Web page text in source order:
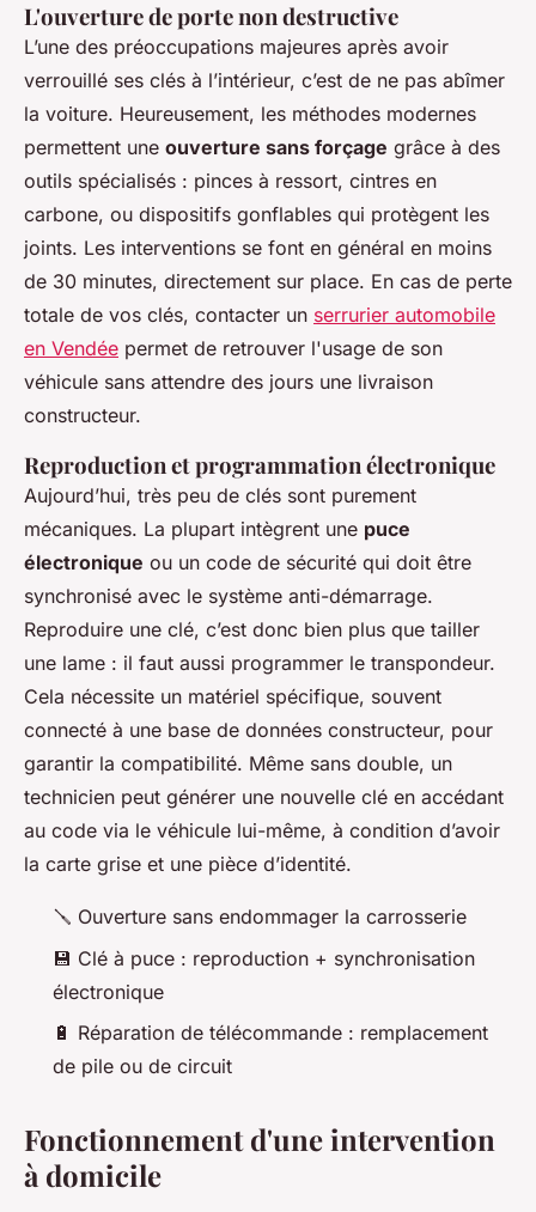
L'ouverture de porte non destructive
L’une des préoccupations majeures après avoir
verrouillé ses clés à l’intérieur, c’est de ne pas abîmer
la voiture. Heureusement, les méthodes modernes
permettent une ouverture sans forçage grâce à des
outils spécialisés : pinces à ressort, cintres en
carbone, ou dispositifs gonflables qui protègent les
joints. Les interventions se font en général en moins
de 30 minutes, directement sur place. En cas de perte
totale de vos clés, contacter un serrurier automobile
en Vendée permet de retrouver l'usage de son
véhicule sans attendre des jours une livraison
constructeur.
Reproduction et programmation électronique
Aujourd’hui, très peu de clés sont purement
mécaniques. La plupart intègrent une puce
électronique ou un code de sécurité qui doit être
synchronisé avec le système anti-démarrage.
Reproduire une clé, c’est donc bien plus que tailler
une lame : il faut aussi programmer le transpondeur.
Cela nécessite un matériel spécifique, souvent
connecté à une base de données constructeur, pour
garantir la compatibilité. Même sans double, un
technicien peut générer une nouvelle clé en accédant
au code via le véhicule lui-même, à condition d’avoir
la carte grise et une pièce d’identité.
🪛 Ouverture sans endommager la carrosserie
💾 Clé à puce : reproduction + synchronisation
électronique
🔋 Réparation de télécommande : remplacement
de pile ou de circuit
Fonctionnement d'une intervention
à domicile